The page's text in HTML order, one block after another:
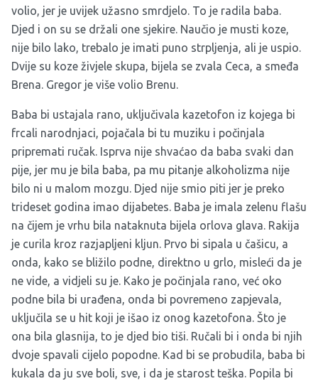
volio, jer je uvijek užasno smrdjelo. To je radila baba.
Djed i on su se držali one sjekire. Naučio je musti koze,
nije bilo lako, trebalo je imati puno strpljenja, ali je uspio.
Dvije su koze živjele skupa, bijela se zvala Ceca, a smeđa
Brena. Gregor je više volio Brenu.
Baba bi ustajala rano, uključivala kazetofon iz kojega bi
frcali narodnjaci, pojačala bi tu muziku i počinjala
pripremati ručak. Isprva nije shvaćao da baba svaki dan
pije, jer mu je bila baba, pa mu pitanje alkoholizma nije
bilo ni u malom mozgu. Djed nije smio piti jer je preko
trideset godina imao dijabetes. Baba je imala zelenu flašu
na čijem je vrhu bila nataknuta bijela orlova glava. Rakija
je curila kroz razjapljeni kljun. Prvo bi sipala u čašicu, a
onda, kako se bližilo podne, direktno u grlo, misleći da je
ne vide, a vidjeli su je. Kako je počinjala rano, već oko
podne bila bi urađena, onda bi povremeno zapjevala,
uključila se u hit koji je išao iz onog kazetofona. Što je
ona bila glasnija, to je djed bio tiši. Ručali bi i onda bi njih
dvoje spavali cijelo popodne. Kad bi se probudila, baba bi
kukala da ju sve boli, sve, i da je starost teška. Popila bi